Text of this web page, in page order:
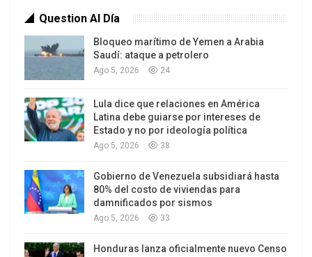
por The Economist Intelligence Unit (EIU). Turquía
es uno de aquellos que, desde las esperanzas de
consolidación democrática de principio de siglo,
ha experimentado una involución bajo el
prolongado mando de Erdogan. Según el EIU, por
ejemplo, ha caído desde una nota de 5,7 (sobre
10) en 2006 a 4,3 en 2023.
Pero este deterioro, que ha implicado a lo largo
del tiempo un terreno de juego cada vez más
inclinado a favor de Erdogan y su partido, no ha
impedido que las fuerzas de oposición obtuvieran
un importante éxito en las municipales del
Question Al Día
Bloqueo marítimo de Yemen a Arabia
Saudí: ataque a petrolero
Ago 5, 2026 24
Lula dice que relaciones en América
Latina debe guiarse por intereses de
Estado y no por ideología política
Ago 5, 2026 38
Gobierno de Venezuela subsidiará hasta
80% del costo de viviendas para
damnificados por sismos
Ago 5, 2026 33
Honduras lanza oficialmente nuevo Censo